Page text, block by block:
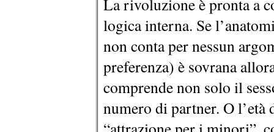
La rivoluzione è pronta a
logica interna. Se
non conta per nessun
preferenza) è sovrana
comprende non solo il
numero di partner. O